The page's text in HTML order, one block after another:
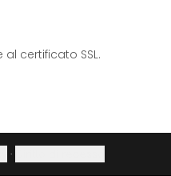
certificato SSL.
·